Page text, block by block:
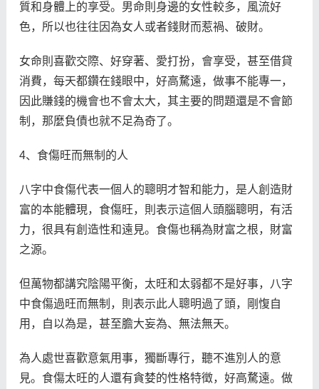
質和身體上的享受。男命則身邊的女性較多，風流好
色，所以也往往因為女人或者錢財而惹禍、破財。
女命則喜歡交際、好穿著、愛打扮，會享受，甚至借貸
消費，每天都鑽在錢眼中，好高騖遠，做事不能專一，
因此賺錢的機會也不會太大，其主要的問題還是不會節
制，那麼負債也就不足為奇了。
4、食傷旺而無制的人
八字中食傷代表一個人的聰明才智和能力，是人創造財
富的本能體現，食傷旺，則表示這個人頭腦聰明，有活
力，很具有創造性和遠見。食傷也稱為財富之根，財富
之源。
但萬物都講究陰陽平衡，太旺和太弱都不是好事，八字
中食傷過旺而無制，則表示此人聰明過了頭，剛愎自
用，自以為是，甚至膽大妄為、無法無天。
為人處世喜歡意氣用事，獨斷專行，聽不進別人的意
見。食傷太旺的人還有貪婪的性格特徵，好高騖遠。做